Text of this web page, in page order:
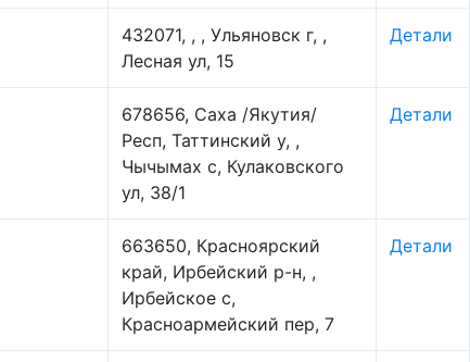
432071, , , Ульяновск г, ,
Лесная ул, 15
Детали
678656, Саха /Якутия/
Респ, Таттинский у, ,
Чычымах с, Кулаковского
ул, 38/1
Детали
663650, Красноярский
край, Ирбейский р-н, ,
Ирбейское с,
Красноармейский пер, 7
Детали